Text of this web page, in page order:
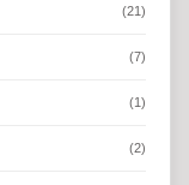
(21)
(7)
(1)
(2)